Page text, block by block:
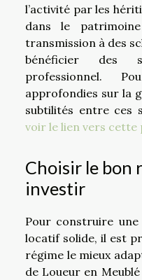
l’activité par les
dans le
transmission à des
bénéficier des
professionnel.
approfondies sur la
subtilités entre ces
voir le lien vers cette
Choisir le bon
investir
Pour construire une
locatif solide, il est
régime le mieux
de Loueur en